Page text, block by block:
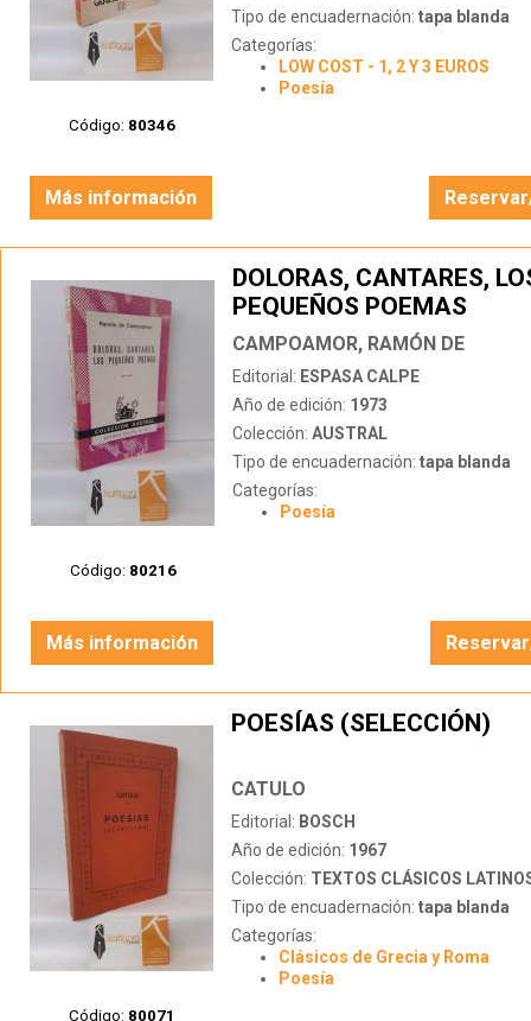
Código: 80346
Tipo de encuadernación: tapa blanda
Categorías:
LOW COST - 1, 2 Y 3 EUROS
Poesía
Más información
Código: 80216
DOLORAS, CANTARES,
PEQUEÑOS POEMAS
CAMPOAMOR, RAMÓN DE
Editorial: ESPASA CALPE
Año de edición: 1973
Colección: AUSTRAL
Tipo de encuadernación: tapa blanda
Categorías:
Poesía
Más información
Código: 80071
POESÍAS (SELECCIÓN)
CATULO
Editorial: BOSCH
Año de edición: 1967
Colección: TEXTOS CLÁSICOS
Tipo de encuadernación: tapa blanda
Categorías:
Clásicos de Grecia y Roma
Poesía